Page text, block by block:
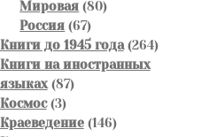
товаров
Мировая 8080
Россия 6767
товаров
Книги до 1945 года 264264
Книги на иностранных
языках 8787
Космос 33
товара
Краеведение 146146